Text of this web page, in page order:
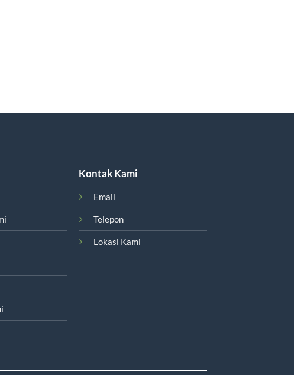
Kontak Kami
Email
Telepon
Lokasi Kami